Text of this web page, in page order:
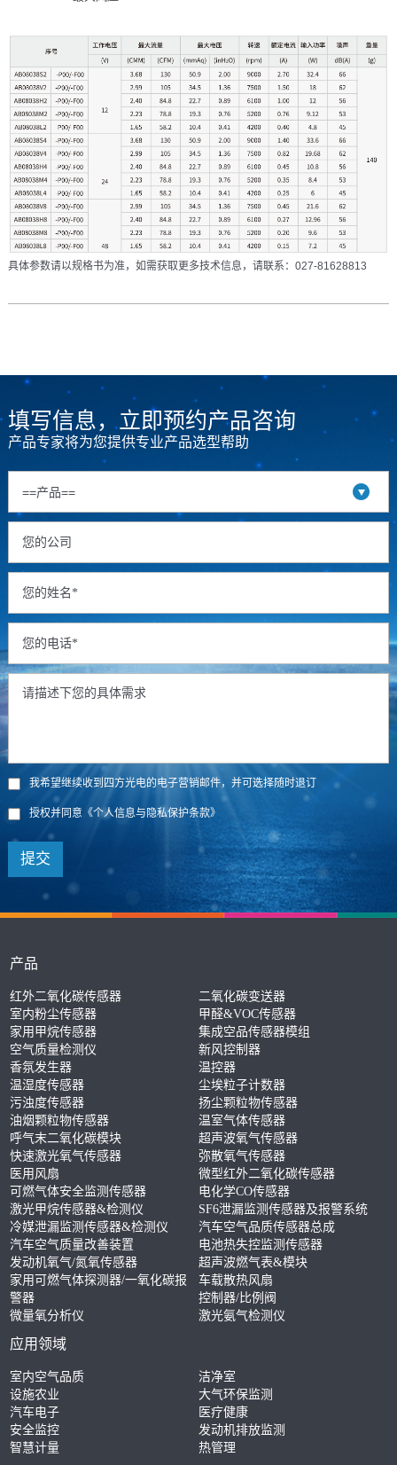
具体参数请以规格书为准，如需获取更多技术信息，请联系：027-81628813
填写信息，立即预约产品咨询
产品专家将为您提供专业产品选型帮助
我希望继续收到四方光电的电子营销邮件，并可选择随时退订
授权并同意《个人信息与隐私保护条款》
提交
产品
红外二氧化碳传感器
二氧化碳变送器
室内粉尘传感器
甲醛&VOC传感器
家用甲烷传感器
集成空品传感器模组
空气质量检测仪
新风控制器
香氛发生器
温控器
温湿度传感器
尘埃粒子计数器
污浊度传感器
扬尘颗粒物传感器
油烟颗粒物传感器
温室气体传感器
呼气末二氧化碳模块
超声波氧气传感器
快速激光氧气传感器
弥散氧气传感器
医用风扇
微型红外二氧化碳传感器
可燃气体安全监测传感器
电化学CO传感器
激光甲烷传感器&检测仪
SF6泄漏监测传感器及报警系统
冷媒泄漏监测传感器&检测仪
汽车空气品质传感器总成
汽车空气质量改善装置
电池热失控监测传感器
发动机氧气/氮氧传感器
超声波燃气表&模块
家用可燃气体探测器/一氧化碳报
警器
车载散热风扇
控制器/比例阀
微量氧分析仪
激光氨气检测仪
应用领域
室内空气品质
洁净室
设施农业
大气环保监测
汽车电子
医疗健康
安全监控
发动机排放监测
智慧计量
热管理